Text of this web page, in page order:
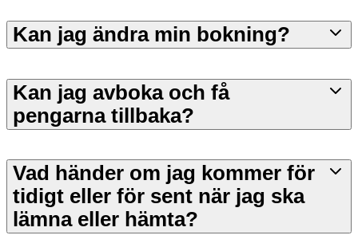
Kan jag ändra min bokning?
Kan jag avboka och få
pengarna tillbaka?
Vad händer om jag kommer för
tidigt eller för sent när jag ska
lämna eller hämta?